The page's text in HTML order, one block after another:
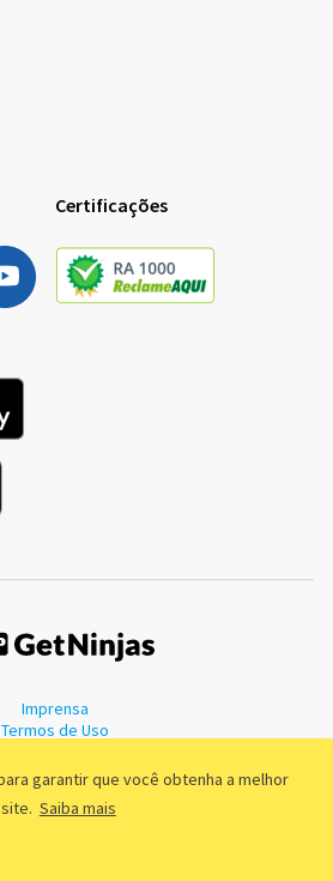
garantir que você obtenha a melhor
Saiba mais
Certificações
Imprensa
Termos de Uso
CNPJ 55.744.877/0001-89 - Rua Dr.
- 3º andar - São Paulo/SP - Brasil